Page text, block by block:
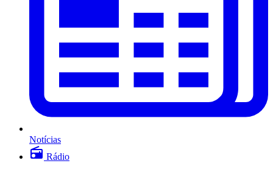
Notícias
Rádio